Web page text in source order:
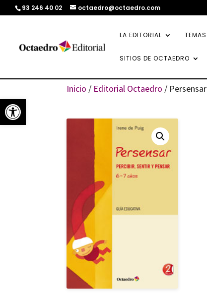
Abrir barra de herramientas
93 246 40 02 octaedro@octaedro.com
LA EDITORIAL TEMAS
SITIOS DE OCTAEDRO
Inicio / Editorial Octaedro / Persensar